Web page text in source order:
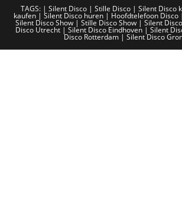
TAGS: | Silent Disco| Stille Disco | Silent Disco
kaufen | Silent Disco huren| Hoofdtelefoon Disco |
Silent Disco Show | Stille Disco Show | Silent
Disco Utrecht | Silent Disco Eindhoven | Silent
Disco Rotterdam | Silent Disco